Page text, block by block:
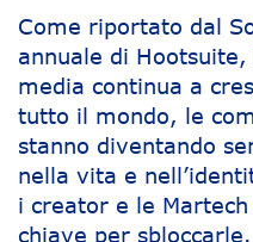
Come riportato dal
annuale di
media continua a
tutto il mondo, le
stanno diventando
nella vita e
i creator e le
chiave per sbloccarle.